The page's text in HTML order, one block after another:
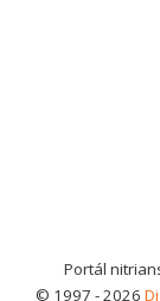
Portál
© 1997 - 2026